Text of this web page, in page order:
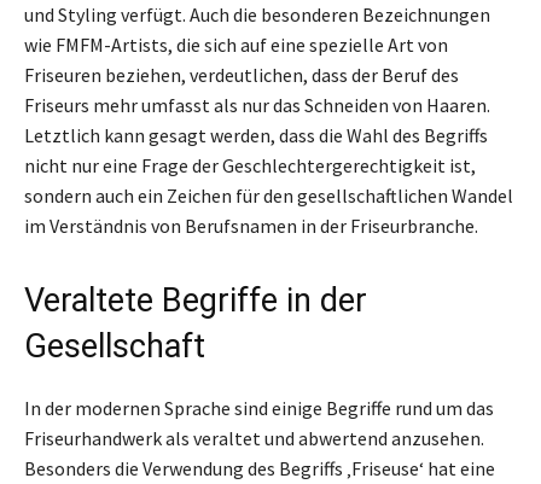
und Styling verfügt. Auch die besonderen Bezeichnungen
wie FMFM-Artists, die sich auf eine spezielle Art von
Friseuren beziehen, verdeutlichen, dass der Beruf des
Friseurs mehr umfasst als nur das Schneiden von Haaren.
Letztlich kann gesagt werden, dass die Wahl des Begriffs
nicht nur eine Frage der Geschlechtergerechtigkeit ist,
sondern auch ein Zeichen für den gesellschaftlichen Wandel
im Verständnis von Berufsnamen in der Friseurbranche.
Veraltete Begriffe in der
Gesellschaft
In der modernen Sprache sind einige Begriffe rund um das
Friseurhandwerk als veraltet und abwertend anzusehen.
Besonders die Verwendung des Begriffs ‚Friseuse‘ hat eine